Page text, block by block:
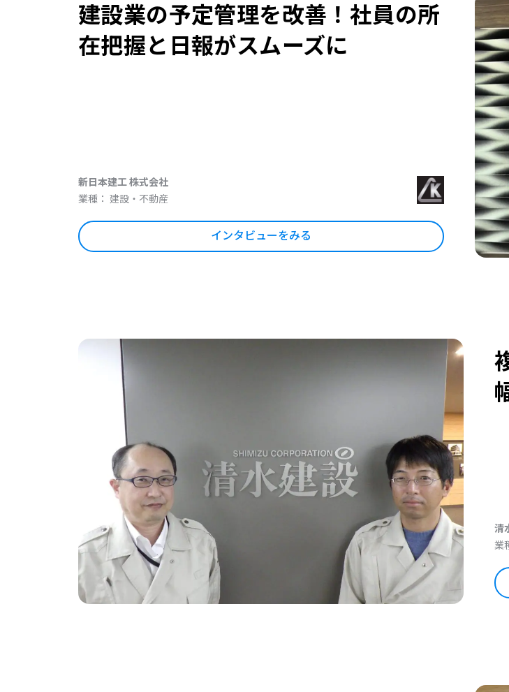
建設業の予定管理を改善！社員の所
在把握と日報がスムーズに
新日本建工 株式会社
業種： 建設・不動産
インタビューをみる
清
業